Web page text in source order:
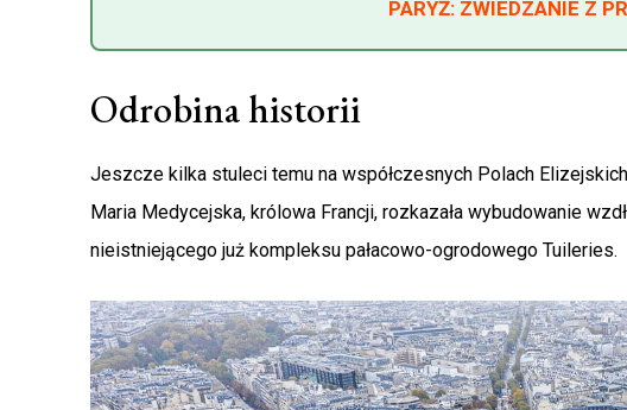
PARYŻ: ZWIEDZANIE Z
Odrobina historii
Jeszcze kilka stuleci temu na współczesnych Polach
Maria Medycejska, królowa Francji, rozkazała wybudowanie
nieistniejącego już kompleksu pałacowo-ogrodowego Tuileries.